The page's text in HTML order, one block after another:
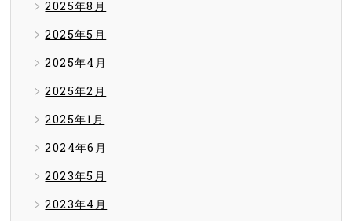
2025年8月
2025年5月
2025年4月
2025年2月
2025年1月
2024年6月
2023年5月
2023年4月